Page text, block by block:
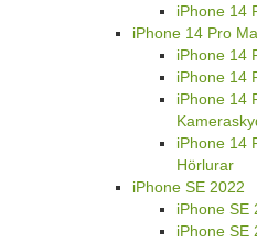
iPhone 14
iPhone 14 Pro
iPhone 14
iPhone 14
iPhone 14
iPhone 14
Hörlurar
iPhone SE 2022
iPhone SE
iPhone SE